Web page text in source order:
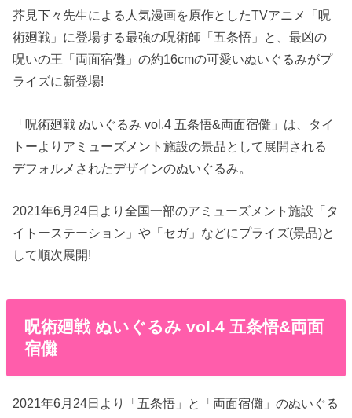
芥見下々先生による人気漫画を原作としたTVアニメ「呪
術廻戦」に登場する最強の呪術師「五条悟」と、最凶の
呪いの王「両面宿儺」の約16cmの可愛いぬいぐるみがプ
ライズに新登場!
「呪術廻戦 ぬいぐるみ vol.4 五条悟&両面宿儺」は、タイ
トーよりアミューズメント施設の景品として展開される
デフォルメされたデザインのぬいぐるみ。
2021年6月24日より全国一部のアミューズメント施設「タ
イトーステーション」や「セガ」などにプライズ(景品)と
して順次展開!
呪術廻戦 ぬいぐるみ vol.4 五条悟&両面
宿儺
2021年6月24日より「五条悟」と「両面宿儺」のぬいぐる